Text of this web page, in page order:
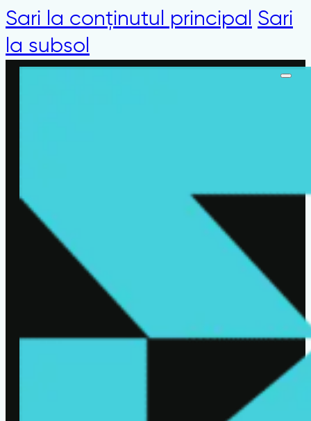
Sari la conținutul principal Sari
la subsol